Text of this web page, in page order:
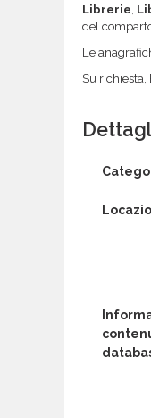
Librerie
del
Le
Su